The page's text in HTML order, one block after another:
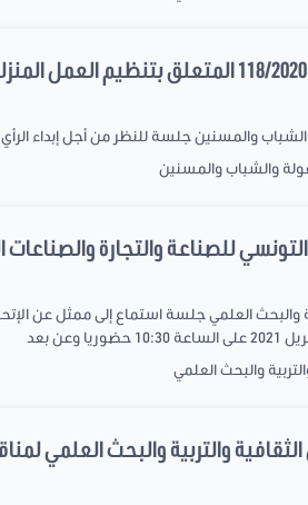
للنظر من أجل إبداء الرأي في مشروع القانون عدد 118/
والشباب والمسنين
للصناعة والتجارة والصناعات
والبحث العلمي جلسة استماع إلى ممثل عن
والبحث العلمي
والتربية والبحث العلمي